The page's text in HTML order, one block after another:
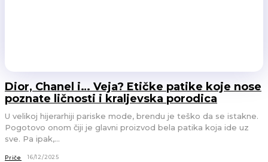
Dior, Chanel i… Veja? Etičke patike koje nose
poznate ličnosti i kraljevska porodica
U velikoj hijerarhiji pariske mode, brendu je teško da se istakne.
Pogotovo onom čiji je glavni proizvod bela patika koja ide uz
sve. Pa ipak,...
Priče 16/12/2025